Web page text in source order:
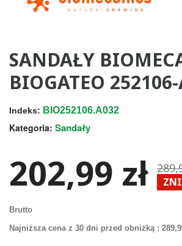
SANDAŁY
BIOGATEO
Indeks: BIO252106.A032
Kategoria: Sandały
202,99 zł
Brutto
Najniższa cena z 30 dni przed obniżką :